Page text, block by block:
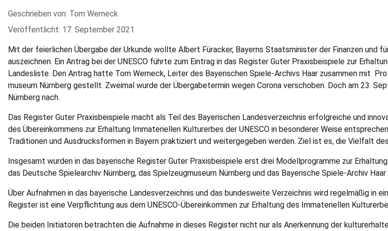
Geschrieben von: Tom Werneck
Veröffentlicht: 17. September 2021
Mit der feierlichen Übergabe der Urkunde wollte Albert Füracker, Bayerns Staatsminister der Finanzen und
auszeichnen. Ein Antrag bei der UNESCO führte zum Eintrag in das Register Guter Praxisbeispiele zur
Landesliste. Den Antrag hatte Tom Werneck, Leiter des Bayerischen Spiele-Archivs Haar zusammen mit
museum Nürnberg gestellt. Zweimal wurde der Übergabetermin wegen Corona verschoben. Doch am 23.
Nürnberg nach.
Das Register Guter Praxisbeispiele macht als Teil des Bayerischen Landes­verzeichnis erfolgreiche und
des Übereinkommens zur Erhaltung Immateriellen Kulturerbes der UNESCO in besonderer Weise
Traditionen und Ausdrucks­formen in Bayern praktiziert und weitergegeben werden. Ziel ist es, die Vielfalt
Insgesamt wurden in das bayerische Register Guter Praxisbeispiele erst drei Modellprogramme zur
das Deutsche Spielearchiv Nürnberg, das Spiel­zeugmuseum Nürnberg und das Bayerische Spiele-Archiv
Über Aufnahmen in das bayerische Landesverzeichnis und das bundesweite Verzeichnis wird regelmäßig in
Register ist eine Verpflichtung aus dem UNESCO-Übereinkommen zur Erhaltung des Immateriellen
Die beiden Initiatoren betrachten die Aufnahme in dieses Register nicht nur als An­erkennung der